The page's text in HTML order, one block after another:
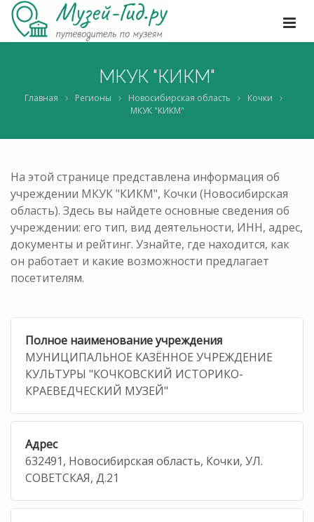
МКУК "КИКМ"
Главная Регионы Новосибирская область
Кочки
МКУК "КИКМ"
На этой странице представлена информация об
учреждении МКУК "КИКМ", Кочки (Новосибирская
область). Здесь вы найдете основные сведения об
учреждении: его тип, вид деятельности, ИНН, адрес,
документы и рейтинг. Узнайте, где находится, как
он работает и какие возможности предлагает
посетителям.
Полное наименование учреждения
МУНИЦИПАЛЬНОЕ КАЗЁННОЕ УЧРЕЖДЕНИЕ
КУЛЬТУРЫ "КОЧКОВСКИЙ ИСТОРИКО-
КРАЕВЕДЧЕСКИЙ МУЗЕЙ"
Адрес
632491, Новосибирская область, Кочки, УЛ.
СОВЕТСКАЯ, Д.21